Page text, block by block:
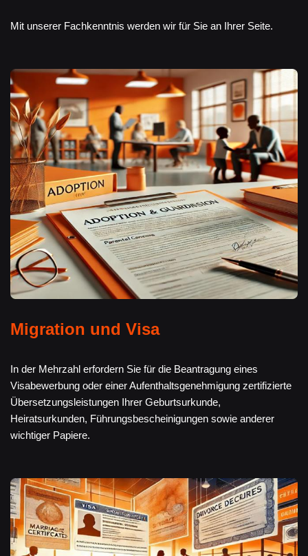
Mit unserer Fachkenntnis werden wir für Sie an Ihrer Seite.
Migration und Visa
In der Mehrzahl erfordern Sie für die Beantragung eines
Visabewerbung oder einer Aufenthaltsgenehmigung zertifizierte
Übersetzungsleistungen Ihrer Geburtsurkunde,
Heiratsurkunden, Führungsbescheinigungen sowie anderer
wichtiger Papiere.